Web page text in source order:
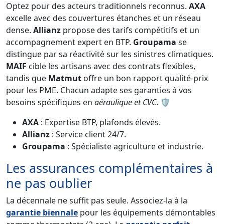
Optez pour des acteurs traditionnels reconnus. AXA
excelle avec des couvertures étanches et un réseau
dense. Allianz propose des tarifs compétitifs et un
accompagnement expert en BTP. Groupama se
distingue par sa réactivité sur les sinistres climatiques.
MAIF cible les artisans avec des contrats flexibles,
tandis que Matmut offre un bon rapport qualité-prix
pour les PME. Chacun adapte ses garanties à vos
besoins spécifiques en aéraulique et CVC. 🛡️
AXA : Expertise BTP, plafonds élevés.
Allianz : Service client 24/7.
Groupama : Spécialiste agriculture et industrie.
Les assurances complémentaires à
ne pas oublier
La décennale ne suffit pas seule. Associez-la à la
garantie biennale pour les équipements démontables